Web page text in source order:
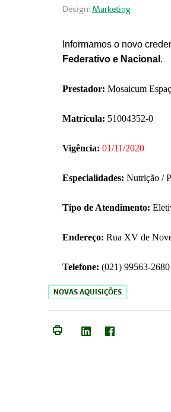
Design: Marketing
Informamos o novo
Federativo e Nacional .
Prestador: Mosaicum
Matrícula: 51004352-0
Vigência: 01/11/2020
Especialidades: Nutrição /
Tipo de Atendimento:
Endereço: Rua XV de
Telefone: (021) 99563-2680
NOVAS AQUISIÇÕES